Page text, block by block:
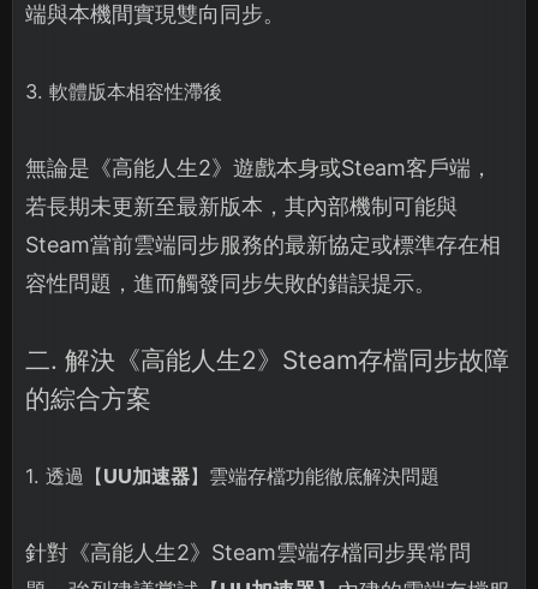
端與本機間實現雙向同步。
3. 軟體版本相容性滯後
無論是《高能人生2》遊戲本身或Steam客戶端，
若長期未更新至最新版本，其內部機制可能與
Steam當前雲端同步服務的最新協定或標準存在相
容性問題，進而觸發同步失敗的錯誤提示。
二. 解決《高能人生2》Steam存檔同步故障
的綜合方案
1. 透過【UU加速器】雲端存檔功能徹底解決問題
針對《高能人生2》Steam雲端存檔同步異常問